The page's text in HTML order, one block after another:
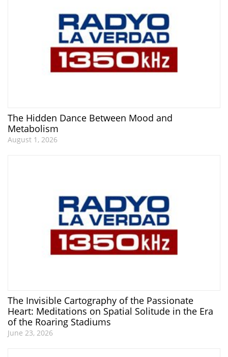
The Hidden Dance Between Mood and
Metabolism
August 1, 2026
The Invisible Cartography of the Passionate
Heart: Meditations on Spatial Solitude in the Era
of the Roaring Stadiums
June 23, 2026